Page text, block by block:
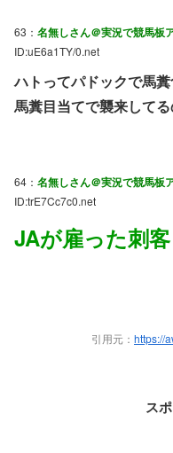
63： 名無しさん＠実況で競馬板
ID:uE6a1TY/0.net
ハトってパドックで馬
馬糞目当てで襲来して
64： 名無しさん＠実況で競馬板
ID:trE7Cc7c0.net
JAが雇った刺客
引用元： https://
ス